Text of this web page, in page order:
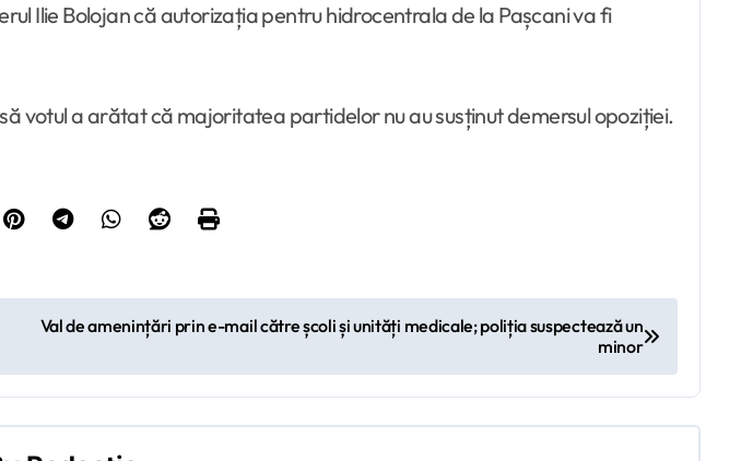
Ilie Bolojan că autorizația pentru hidrocentrala de la Pașcani va fi
votul a arătat că majoritatea partidelor nu au susținut demersul opoziției.
Val de amenințări prin e-mail către școli și unități medicale; poliția suspectează un
minor